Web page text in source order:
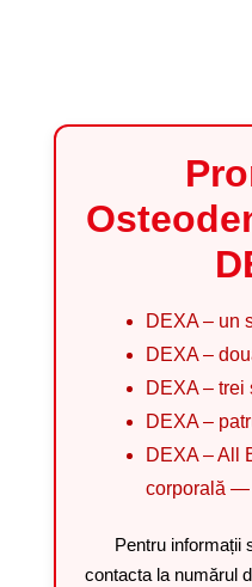
DEXA – un
DEXA –
DEXA –
DEXA –
DEXA – All
corporală —
Pentru informații
contacta la numărul